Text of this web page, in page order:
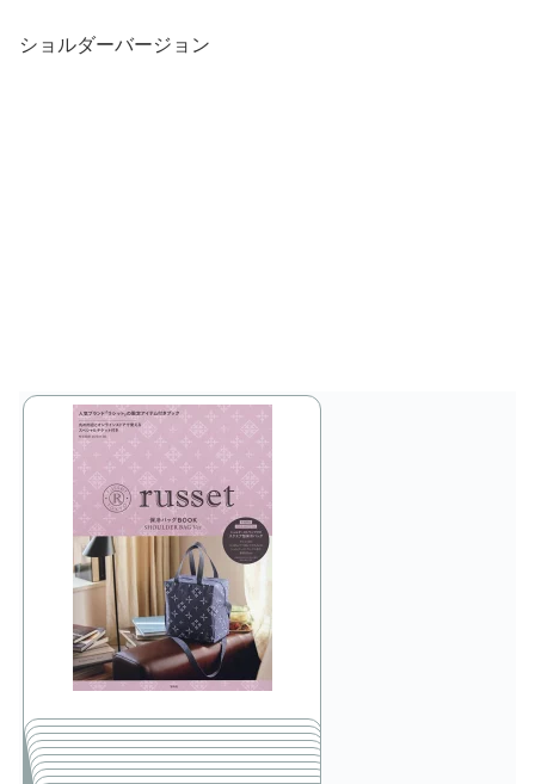
ショルダーバージョン